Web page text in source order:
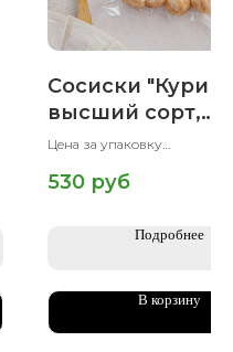
Сосиски
высший сорт,
Халяль, 500 гр
Цена за упаковку
530 руб
Подробнее
В корзину